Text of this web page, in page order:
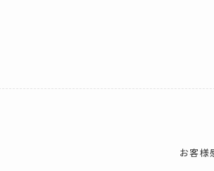
お客様